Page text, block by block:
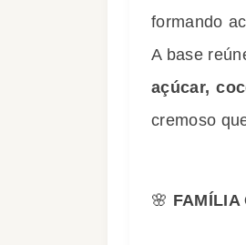
formando
A base
açúcar,
cremoso
🌸 FAMÍLIA